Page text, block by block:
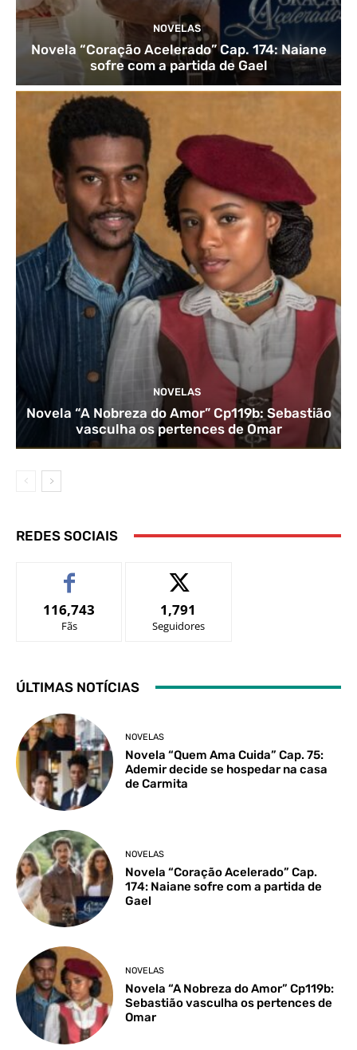
NOVELAS
Novela “Coração Acelerado” Cap. 174: Naiane
sofre com a partida de Gael
NOVELAS
Novela “A Nobreza do Amor” Cp119b: Sebastião
vasculha os pertences de Omar
REDES SOCIAIS
116,743
Fãs
1,791
Seguidores
ÚLTIMAS NOTÍCIAS
NOVELAS
Novela “Quem Ama Cuida” Cap. 75:
Ademir decide se hospedar na casa
de Carmita
NOVELAS
Novela “Coração Acelerado” Cap.
174: Naiane sofre com a partida de
Gael
NOVELAS
Novela “A Nobreza do Amor” Cp119b:
Sebastião vasculha os pertences de
Omar